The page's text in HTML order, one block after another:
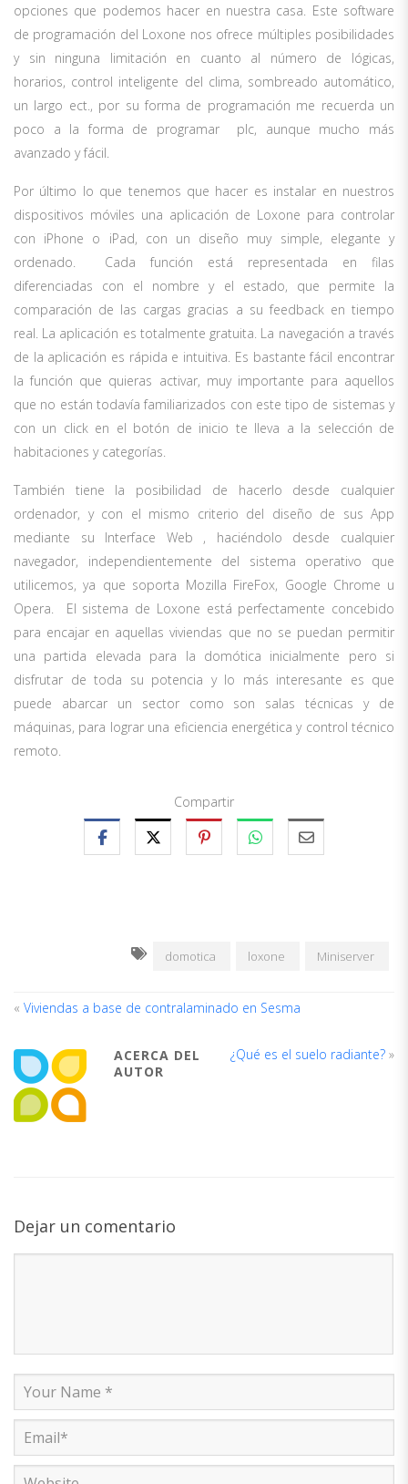
opciones que podemos hacer en nuestra casa. Este software
de programación del Loxone nos ofrece múltiples posibilidades
y sin ninguna limitación en cuanto al número de lógicas,
horarios, control inteligente del clima, sombreado automático,
un largo ect., por su forma de programación me recuerda un
poco a la forma de programar plc, aunque mucho más
avanzado y fácil.
Por último lo que tenemos que hacer es instalar en nuestros
dispositivos móviles una aplicación de Loxone para controlar
con iPhone o iPad, con un diseño muy simple, elegante y
ordenado. Cada función está representada en filas
diferenciadas con el nombre y el estado, que permite la
comparación de las cargas gracias a su feedback en tiempo
real. La aplicación es totalmente gratuita. La navegación a través
de la aplicación es rápida e intuitiva. Es bastante fácil encontrar
la función que quieras activar, muy importante para aquellos
que no están todavía familiarizados con este tipo de sistemas y
con un click en el botón de inicio te lleva a la selección de
habitaciones y categorías.
También tiene la posibilidad de hacerlo desde cualquier
ordenador, y con el mismo criterio del diseño de sus App
mediante su Interface Web , haciéndolo desde cualquier
navegador, independientemente del sistema operativo que
utilicemos, ya que soporta Mozilla FireFox, Google Chrome u
Opera. El sistema de Loxone está perfectamente concebido
para encajar en aquellas viviendas que no se puedan permitir
una partida elevada para la domótica inicialmente pero si
disfrutar de toda su potencia y lo más interesante es que
puede abarcar un sector como son salas técnicas y de
máquinas, para lograr una eficiencia energética y control técnico
remoto.
Compartir
domotica loxone Miniserver
« Viviendas a base de contralaminado en Sesma
¿Qué es el suelo radiante? »
ACERCA DEL
AUTOR
Dejar un comentario